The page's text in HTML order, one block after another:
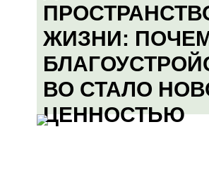
ЖИЗНИ:
ВО СТАЛО
ЦЕННОСТЬЮ